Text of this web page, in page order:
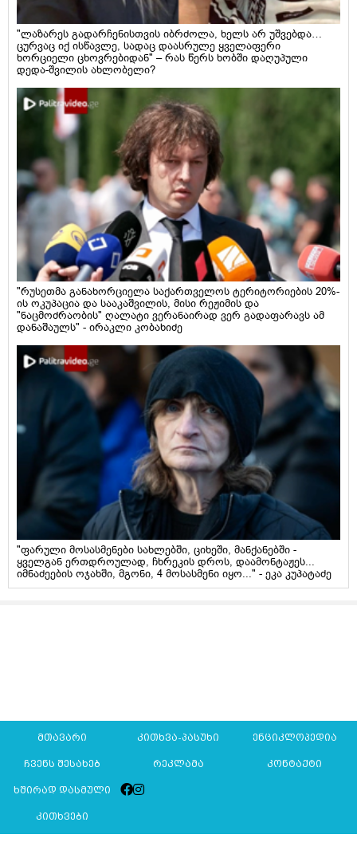
"ლაზარეს გადარჩენისთვის იბრძოლა, ხელს არ უშვებდა…
ცურვაც იქ ისწავლე, სადაც დაასრულე ყველაფერი
ხორციელი ცხოვრებიდან" – რას წერს ხობში დაღუპული
დედა-შვილის ახლობელი?
"რუსეთმა განახორციელა საქართველოს ტერიტორიების 20%-
ის ოკუპაცია და სააკაშვილის, მისი რეჟიმის და
"ნაცმოძრაობის" ღალატი ვერანაირად ვერ გადაფარავს ამ
დანაშაულს" - ირაკლი კობახიძე
"ფარული მოსასმენები სახლებში, ციხეში, მანქანებში -
ყველგან ერთდროულად, ჩხრეკის დროს, დაამონტაჟეს...
იმნაძეების ოჯახში, მგონი, 4 მოსასმენი იყო..." - ეკა კუპატაძე
მთავარი კითხვა-პასუხი ენციკლოპედია
ჩვენს შესახებ რეკლამა კონტაქტი
ხშირად დასმული
კითხვები